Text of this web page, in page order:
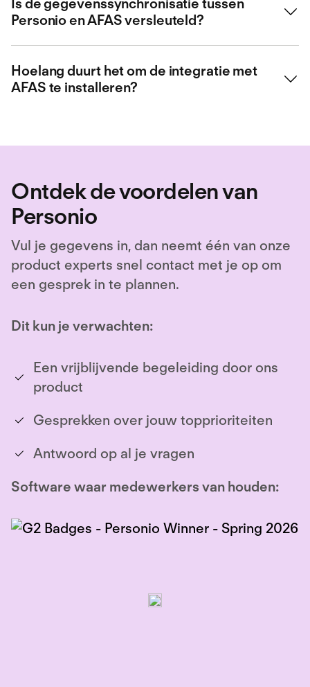
vaste salarissen
De omvang van de integratie wordt voortdurend verder
klanten kunnen meer informatie opvragen bij hun Account
Manager.
Is de gegevenssynchronisatie tussen
Personio en AFAS versleuteld?
wordt gebruikgemaakt van Transport Layer Security (TLS) en
Perfect Forward Secrecy (PFS). Alle opgeslagen gegevens
worden versleuteld.
Hoelang duurt het om de integratie met
AFAS te installeren?
Ontdek de voordelen van
Personio
Vul je gegevens in, dan neemt één van onze
product experts snel contact met je op om
een gesprek in te plannen.
Dit kun je verwachten:
Een vrijblijvende begeleiding door ons
product
Gesprekken over jouw topprioriteiten
Antwoord op al je vragen
Software waar medewerkers van houden: